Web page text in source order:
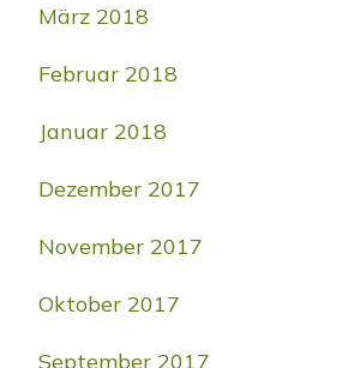
März 2018
Februar 2018
Januar 2018
Dezember 2017
November 2017
Oktober 2017
September 2017